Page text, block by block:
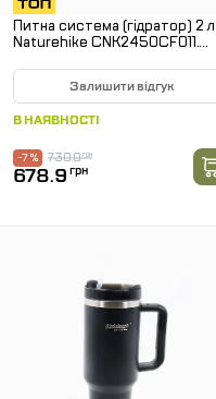
Питна система (гідратор) 2 л
Naturehike CNK2450CF011.
Залишити відгук
В НАЯВНОСТІ
730.0грн
-7 %
678.9 грн